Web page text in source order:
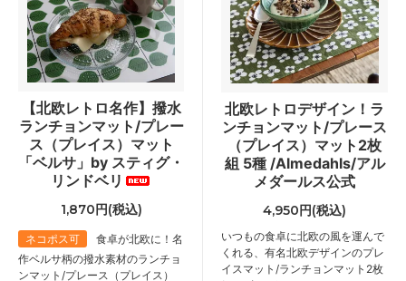
【北欧レトロ名作】撥水
ランチョンマット/プレー
ス（プレイス）マット
「ベルサ」by スティグ・
リンドベリ
1,870円(税込)
ネコポス可
食卓が北欧に！名
作ベルサ柄の撥水素材のランチョ
ンマット/プレース（プレイス）
北欧レトロデザイン！ラ
ンチョンマット/プレース
（プレイス）マット2枚
組 5種 /Almedahls/アル
メダールス公式
4,950円(税込)
いつもの食卓に北欧の風を運んで
くれる、有名北欧デザインのプレ
イスマット/ランチョンマット2枚